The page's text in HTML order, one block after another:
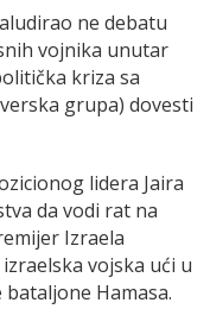
ne debatu
vojnika unutar
kriza sa
grupa) dovesti
lidera Jaira
da vodi rat na
Izraela
vojska ući u
Hamasa.